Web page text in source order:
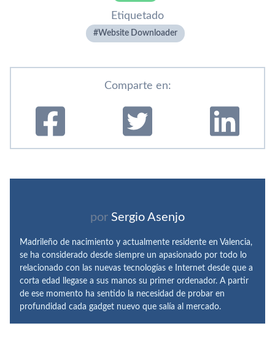
Etiquetado
Website Downloader
Comparte en:
por Sergio Asenjo
Madrileño de nacimiento y actualmente residente en Valencia,
se ha considerado desde siempre un apasionado por todo lo
relacionado con las nuevas tecnologías e Internet desde que a
corta edad llegase a sus manos su primer ordenador. A partir
de ese momento ha sentido la necesidad de probar en
profundidad cada gadget nuevo que salía al mercado.